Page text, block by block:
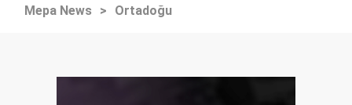
Mepa News > Ortadoğu